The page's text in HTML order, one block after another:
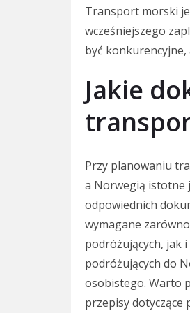
Transport morski
wcześniejszego
być konkurencyjne,
Jakie
Przy planowaniu
a Norwegią istotne
odpowiednich
wymagane
podróżujących, jak
podróżujących do
osobistego. Warto
przepisy dotyczące